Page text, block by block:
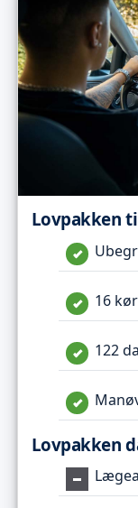
Lovpakken
16
122
Lovpakken